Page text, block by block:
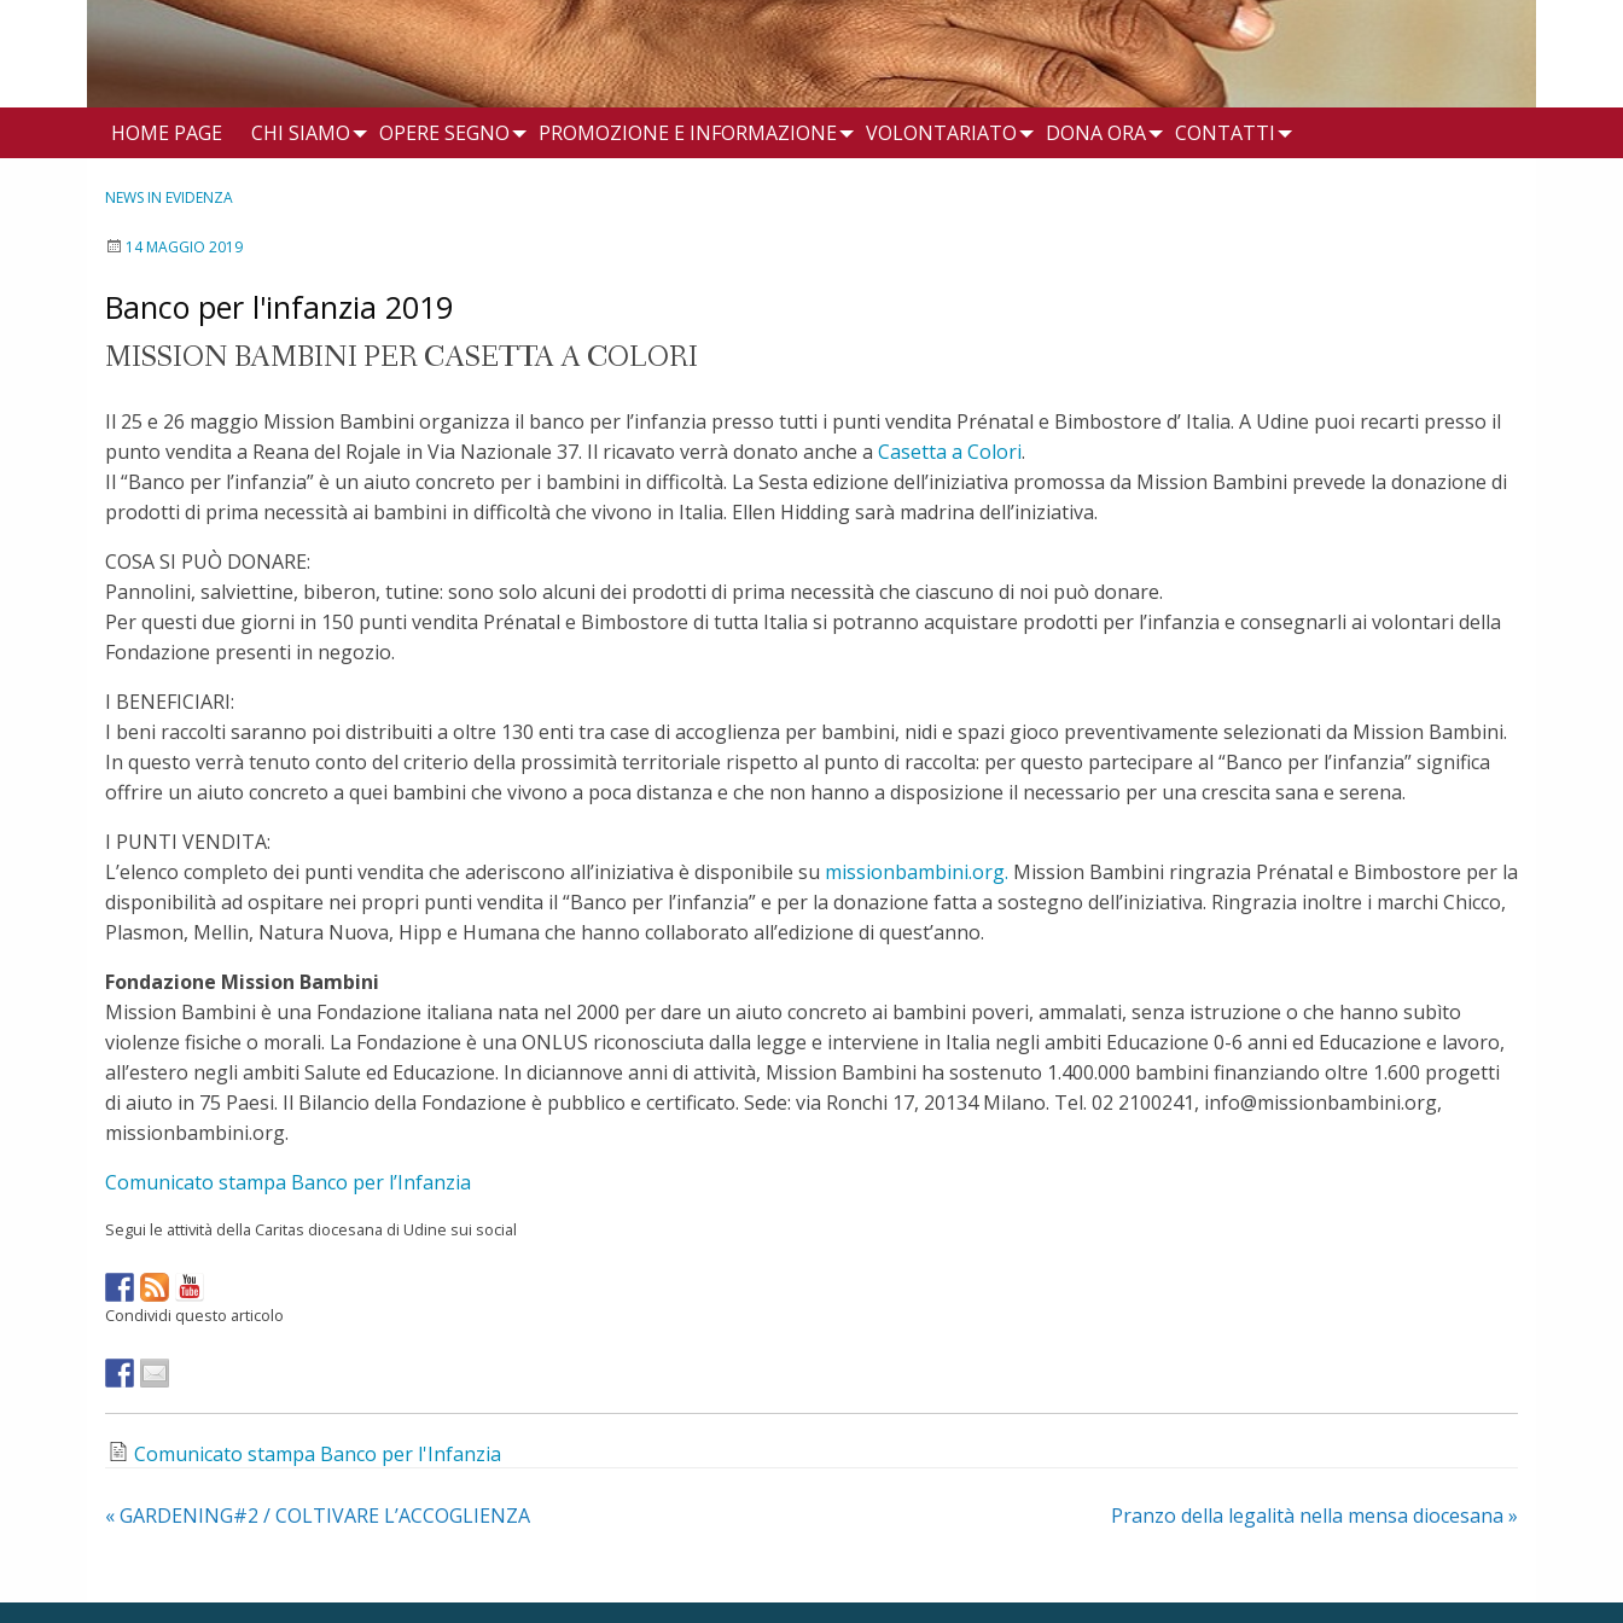
HOME PAGE CHI SIAMO OPERE SEGNO PROMOZIONE E INFORMAZIONE VOLONTARIATO DONA ORA CONTATTI
NEWS IN EVIDENZA
14 MAGGIO 2019
Banco per l'infanzia 2019
MISSION BAMBINI PER CASETTA A COLORI
Il 25 e 26 maggio Mission Bambini organizza il banco per l’infanzia presso tutti i punti vendita Prénatal e Bimbostore d’ Italia. A Udine puoi recarti presso il
punto vendita a Reana del Rojale in Via Nazionale 37. Il ricavato verrà donato anche a Casetta a Colori.
Il “Banco per l’infanzia” è un aiuto concreto per i bambini in difficoltà. La Sesta edizione dell’iniziativa promossa da Mission Bambini prevede la donazione di
prodotti di prima necessità ai bambini in difficoltà che vivono in Italia. Ellen Hidding sarà madrina dell’iniziativa.
COSA SI PUÒ DONARE:
Pannolini, salviettine, biberon, tutine: sono solo alcuni dei prodotti di prima necessità che ciascuno di noi può donare.
Per questi due giorni in 150 punti vendita Prénatal e Bimbostore di tutta Italia si potranno acquistare prodotti per l’infanzia e consegnarli ai volontari della
Fondazione presenti in negozio.
I BENEFICIARI:
I beni raccolti saranno poi distribuiti a oltre 130 enti tra case di accoglienza per bambini, nidi e spazi gioco preventivamente selezionati da Mission Bambini.
In questo verrà tenuto conto del criterio della prossimità territoriale rispetto al punto di raccolta: per questo partecipare al “Banco per l’infanzia” significa
offrire un aiuto concreto a quei bambini che vivono a poca distanza e che non hanno a disposizione il necessario per una crescita sana e serena.
I PUNTI VENDITA:
L’elenco completo dei punti vendita che aderiscono all’iniziativa è disponibile su missionbambini.org. Mission Bambini ringrazia Prénatal e Bimbostore per la
disponibilità ad ospitare nei propri punti vendita il “Banco per l’infanzia” e per la donazione fatta a sostegno dell’iniziativa. Ringrazia inoltre i marchi Chicco,
Plasmon, Mellin, Natura Nuova, Hipp e Humana che hanno collaborato all’edizione di quest’anno.
Fondazione Mission Bambini
Mission Bambini è una Fondazione italiana nata nel 2000 per dare un aiuto concreto ai bambini poveri, ammalati, senza istruzione o che hanno subìto
violenze fisiche o morali. La Fondazione è una ONLUS riconosciuta dalla legge e interviene in Italia negli ambiti Educazione 0-6 anni ed Educazione e lavoro,
all’estero negli ambiti Salute ed Educazione. In diciannove anni di attività, Mission Bambini ha sostenuto 1.400.000 bambini finanziando oltre 1.600 progetti
di aiuto in 75 Paesi. Il Bilancio della Fondazione è pubblico e certificato. Sede: via Ronchi 17, 20134 Milano. Tel. 02 2100241, info@missionbambini.org,
missionbambini.org.
Comunicato stampa Banco per l’Infanzia
Segui le attività della Caritas diocesana di Udine sui social
Condividi questo articolo
Comunicato stampa Banco per l'Infanzia
«GARDENING#2 / COLTIVARE L’ACCOGLIENZA Pranzo della legalità nella mensa diocesana »